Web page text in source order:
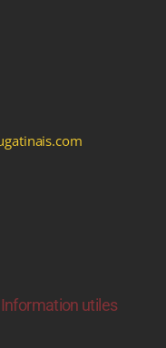
Information utiles